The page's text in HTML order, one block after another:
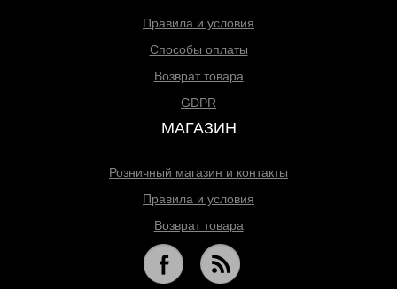
Правила и условия
Способы оплаты
Возврат товара
GDPR
МАГАЗИН
Розничный магазин и контакты
Правила и условия
Возврат товара